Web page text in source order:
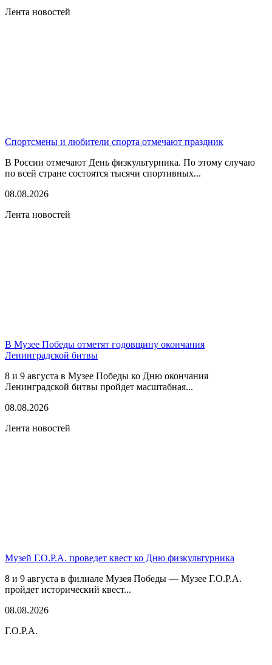
Лента новостей
Спортсмены и любители спорта отмечают праздник
В России отмечают День физкультурника. По этому случаю
по всей стране состоятся тысячи спортивных...
08.08.2026
Лента новостей
В Музее Победы отметят годовщину окончания
Ленинградской битвы
8 и 9 августа в Музее Победы ко Дню окончания
Ленинградской битвы пройдет масштабная...
08.08.2026
Лента новостей
Музей Г.О.Р.А. проведет квест ко Дню физкультурника
8 и 9 августа в филиале Музея Победы — Музее Г.О.Р.А.
пройдет исторический квест...
08.08.2026
Г.О.Р.А.